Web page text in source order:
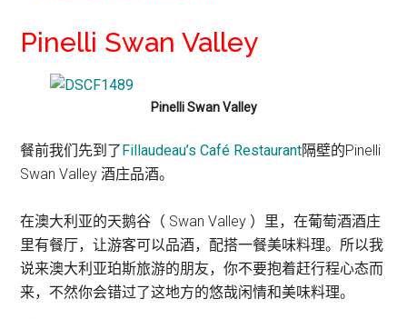
Pinelli Swan Valley
Pinelli Swan Valley
餐前我们先到了Fillaudeau’s Café Restaurant隔壁的Pinelli
Swan Valley 酒庄品酒。
在澳大利亚的天鹅谷（ Swan Valley ）里，在葡萄酒酒庄
里有餐厅，让游客可以品酒，配搭一餐美味料理。所以我
说来澳大利亚珀斯旅游的朋友，你不要抱着赶行程心态而
来，不然你会错过了这地方的悠哉闲情和美味料理。